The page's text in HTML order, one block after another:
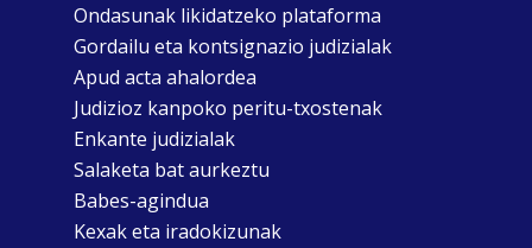
Ondasunak likidatzeko plataforma
Gordailu eta kontsignazio judizialak
Apud acta ahalordea
Judizioz kanpoko peritu-txostenak
Enkante judizialak
Salaketa bat aurkeztu
Babes-agindua
Kexak eta iradokizunak